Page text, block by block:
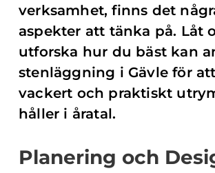
verksamhet, finns det
aspekter att tänka på. Låt
utforska hur du bäst kan
stenläggning i Gävle för
vackert och praktiskt
håller i åratal.
Planering och